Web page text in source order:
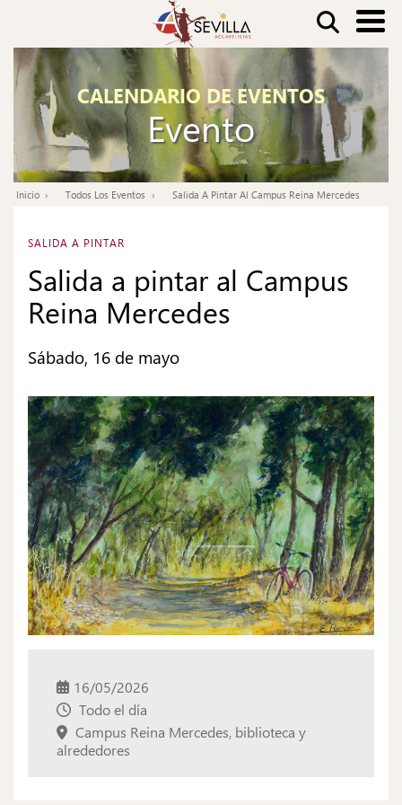
contenido
principal
Buscar
CALENDARIO DE EVENTOS
Evento
Ruta
navegación
Inicio Todos Los Eventos Salida A Pintar Al Campus Reina Mercedes
SALIDA A PINTAR
Salida a pintar al Campus
Reina Mercedes
Sábado, 16 de mayo
16/05/2026
Todo el día
Campus Reina Mercedes, biblioteca y
alrededores